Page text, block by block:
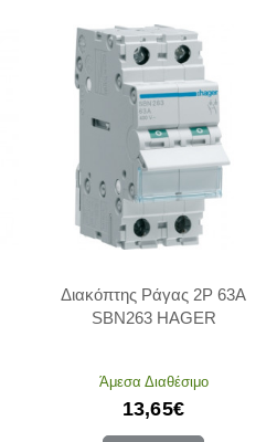
Διακόπτης Ράγας 2P 63Α
SBN263 HAGER
Άμεσα Διαθέσιμο
13,65€